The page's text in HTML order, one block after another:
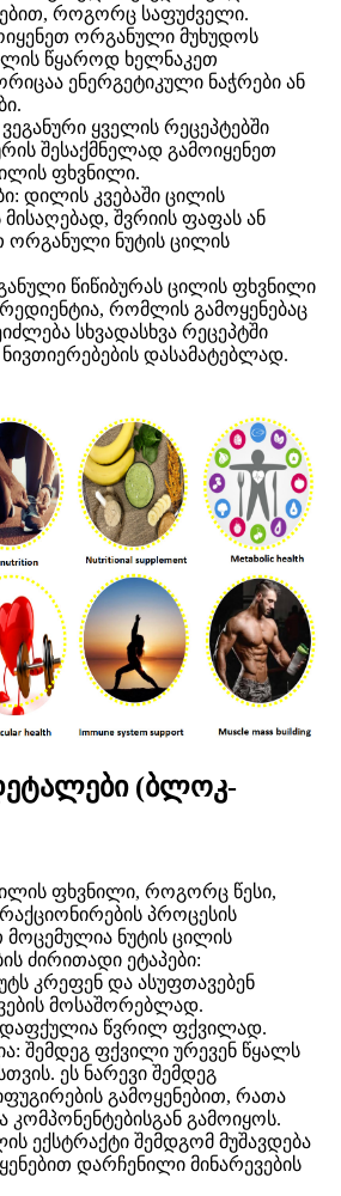
როგორც საფუძველი.
ორგანული მუხუდოს
წყაროდ ხელნაკეთ
ენერგეტიკული ნაჭრები ან
ყველის რეცეპტებში
შესაქმნელად გამოიყენეთ
ფხვნილი.
დილის კვებაში ცილის
შვრიის ფაფას ან
ორგანული ნუტის ცილის
წიწიბურას ცილის ფხვნილი
რომლის გამოყენებაც
სხვადასხვა რეცეპტში
დასამატებლად.
(ბლოკ-
ფხვნილი, როგორც წესი,
პროცესის
მოცემულია ნუტის ცილის
ძირითადი ეტაპები:
კრეფენ და ასუფთავებენ
მოსაშორებლად.
დაფქულია წვრილ ფქვილად.
შემდეგ ფქვილი ურევენ წყალს
ეს ნარევი შემდეგ
გამოყენებით, რათა
გამოიყოს.
ექსტრაქტი შემდგომ მუშავდება
დარჩენილი მინარევების